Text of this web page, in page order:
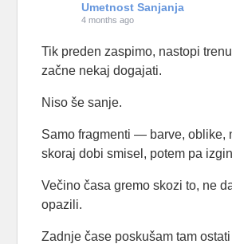
Umetnost Sanjanja
4 months ago
Tik preden zaspimo, nastopi
začne nekaj dogajati.
Niso še sanje.
Samo fragmenti — barve, oblike,
skoraj dobi smisel, potem pa
Večino časa gremo skozi to, ne
opazili.
Zadnje čase poskušam tam